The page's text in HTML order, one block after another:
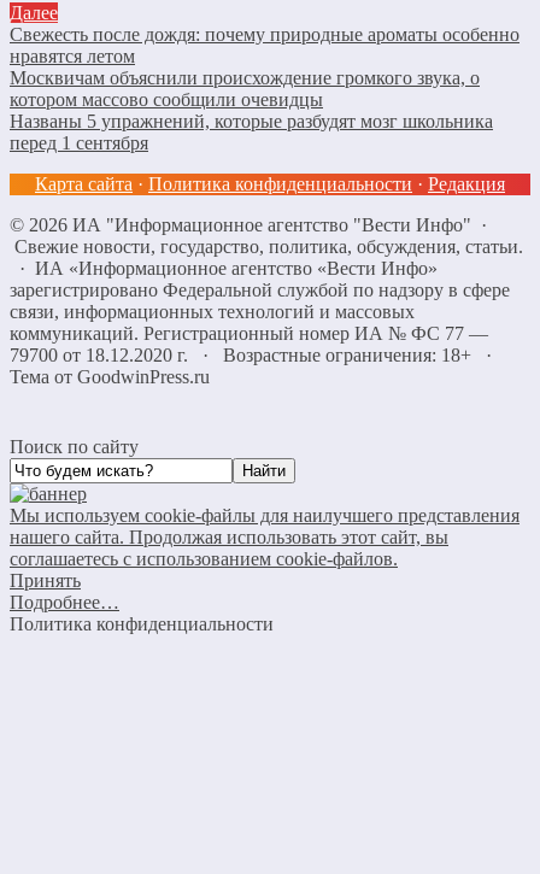
Далее
Свежесть после дождя: почему природные ароматы особенно
нравятся летом
Москвичам объяснили происхождение громкого звука, о
котором массово сообщили очевидцы
Названы 5 упражнений, которые разбудят мозг школьника
перед 1 сентября
Карта сайта · Политика конфиденциальности · Редакция
© 2026 ИА "Информационное агентство "Вести Инфо" ·
Свежие новости, государство, политика, обсуждения, статьи.
· ИА «Информационное агентство «Вести Инфо»
зарегистрировано Федеральной службой по надзору в сфере
связи, информационных технологий и массовых
коммуникаций. Регистрационный номер ИА № ФС 77 —
79700 от 18.12.2020 г. · Возрастные ограничения: 18+
·
Тема от GoodwinPress.ru
Поиск по сайту
Мы используем cookie-файлы для наилучшего представления
нашего сайта. Продолжая использовать этот сайт, вы
соглашаетесь с использованием cookie-файлов.
Принять
Подробнее…
Политика конфиденциальности